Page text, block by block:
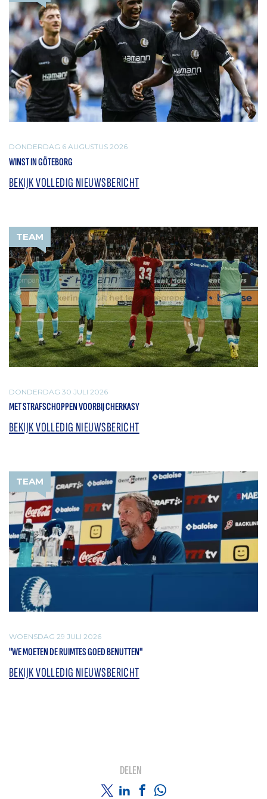
DONDERDAG 6 AUGUSTUS 2026
WINST IN GÖTEBORG
BEKIJK VOLLEDIG NIEUWSBERICHT
TEAM
DONDERDAG 30 JULI 2026
MET STRAFSCHOPPEN VOORBIJ CHERKASY
BEKIJK VOLLEDIG NIEUWSBERICHT
TEAM
WOENSDAG 29 JULI 2026
"WE MOETEN DE RUIMTES GOED BENUTTEN"
BEKIJK VOLLEDIG NIEUWSBERICHT
DELEN